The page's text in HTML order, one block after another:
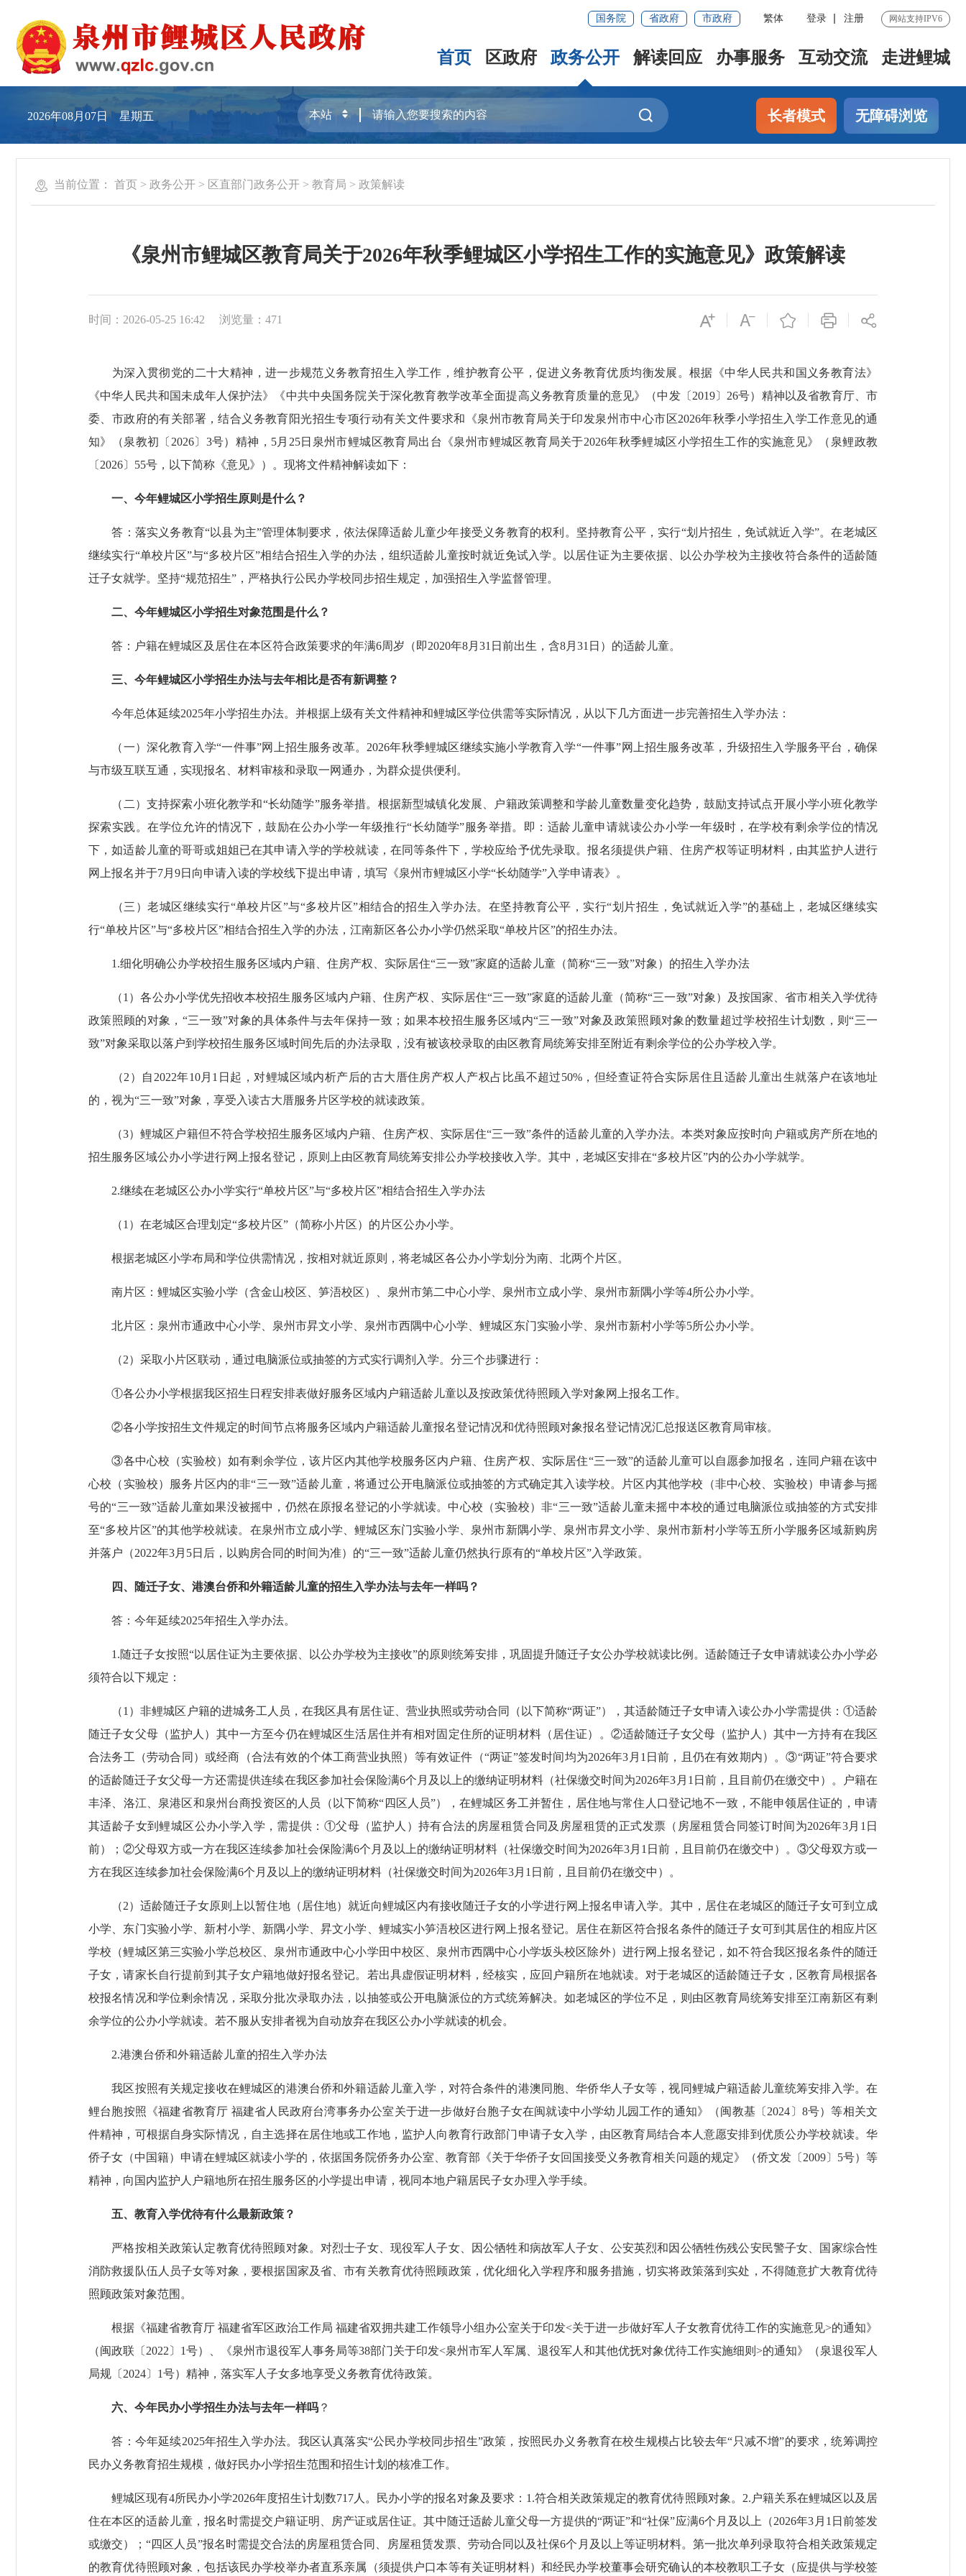
国务院 省政府 市政府 繁体 登录 注册 网站支持IPV6
首页 区政府 政务公开 解读回应 办事服务 互动交流 走进鲤城
2026年08月07日 星期五 长者模式 无障碍浏览
当前位置： 首页 > 政务公开 > 区直部门政务公开 > 教育局 > 政策解读
《泉州市鲤城区教育局关于2026年秋季鲤城区小学招生工作的实施意见》政策解读
时间：2026-05-25 16:42 浏览量： 471
为深入贯彻党的二十大精神，进一步规范义务教育招生入学工作，维护教育公平，促进义务教育优质均衡发展。根据《中华人民共和国义务教育法》
《中华人民共和国未成年人保护法》《中共中央国务院关于深化教育教学改革全面提高义务教育质量的意见》（中发〔2019〕26号）精神以及省教育厅、市
委、市政府的有关部署，结合义务教育阳光招生专项行动有关文件要求和《泉州市教育局关于印发泉州市中心市区2026年秋季小学招生入学工作意见的通
知》（泉教初〔2026〕3号）精神，5月25日泉州市鲤城区教育局出台《泉州市鲤城区教育局关于2026年秋季鲤城区小学招生工作的实施意见》（泉鲤政教
〔2026〕55号，以下简称《意见》）。现将文件精神解读如下：
一、今年鲤城区小学招生原则是什么？
答：落实义务教育“以县为主”管理体制要求，依法保障适龄儿童少年接受义务教育的权利。坚持教育公平，实行“划片招生，免试就近入学”。在老城区
继续实行“单校片区”与“多校片区”相结合招生入学的办法，组织适龄儿童按时就近免试入学。以居住证为主要依据、以公办学校为主接收符合条件的适龄随
迁子女就学。坚持“规范招生”，严格执行公民办学校同步招生规定，加强招生入学监督管理。
二、今年鲤城区小学招生对象范围是什么？
答：户籍在鲤城区及居住在本区符合政策要求的年满6周岁（即2020年8月31日前出生，含8月31日）的适龄儿童。
三、今年鲤城区小学招生办法与去年相比是否有新调整？
今年总体延续2025年小学招生办法。并根据上级有关文件精神和鲤城区学位供需等实际情况，从以下几方面进一步完善招生入学办法：
（一）深化教育入学“一件事”网上招生服务改革。2026年秋季鲤城区继续实施小学教育入学“一件事”网上招生服务改革，升级招生入学服务平台，确保
与市级互联互通，实现报名、材料审核和录取一网通办，为群众提供便利。
（二）支持探索小班化教学和“长幼随学”服务举措。根据新型城镇化发展、户籍政策调整和学龄儿童数量变化趋势，鼓励支持试点开展小学小班化教学
探索实践。在学位允许的情况下，鼓励在公办小学一年级推行“长幼随学”服务举措。即：适龄儿童申请就读公办小学一年级时，在学校有剩余学位的情况
下，如适龄儿童的哥哥或姐姐已在其申请入学的学校就读，在同等条件下，学校应给予优先录取。报名须提供户籍、住房产权等证明材料，由其监护人进行
网上报名并于7月9日向申请入读的学校线下提出申请，填写《泉州市鲤城区小学“长幼随学”入学申请表》。
（三）老城区继续实行“单校片区”与“多校片区”相结合的招生入学办法。在坚持教育公平，实行“划片招生，免试就近入学”的基础上，老城区继续实
行“单校片区”与“多校片区”相结合招生入学的办法，江南新区各公办小学仍然采取“单校片区”的招生办法。
1.细化明确公办学校招生服务区域内户籍、住房产权、实际居住“三一致”家庭的适龄儿童（简称“三一致”对象）的招生入学办法
（1）各公办小学优先招收本校招生服务区域内户籍、住房产权、实际居住“三一致”家庭的适龄儿童（简称“三一致”对象）及按国家、省市相关入学优待
政策照顾的对象，“三一致”对象的具体条件与去年保持一致；如果本校招生服务区域内“三一致”对象及政策照顾对象的数量超过学校招生计划数，则“三一
致”对象采取以落户到学校招生服务区域时间先后的办法录取，没有被该校录取的由区教育局统筹安排至附近有剩余学位的公办学校入学。
（2）自2022年10月1日起，对鲤城区域内析产后的古大厝住房产权人产权占比虽不超过50%，但经查证符合实际居住且适龄儿童出生就落户在该地址
的，视为“三一致”对象，享受入读古大厝服务片区学校的就读政策。
（3）鲤城区户籍但不符合学校招生服务区域内户籍、住房产权、实际居住“三一致”条件的适龄儿童的入学办法。本类对象应按时向户籍或房产所在地的
招生服务区域公办小学进行网上报名登记，原则上由区教育局统筹安排公办学校接收入学。其中，老城区安排在“多校片区”内的公办小学就学。
2.继续在老城区公办小学实行“单校片区”与“多校片区”相结合招生入学办法
（1）在老城区合理划定“多校片区”（简称小片区）的片区公办小学。
根据老城区小学布局和学位供需情况，按相对就近原则，将老城区各公办小学划分为南、北两个片区。
南片区：鲤城区实验小学（含金山校区、笋浯校区）、泉州市第二中心小学、泉州市立成小学、泉州市新隅小学等4所公办小学。
北片区：泉州市通政中心小学、泉州市昇文小学、泉州市西隅中心小学、鲤城区东门实验小学、泉州市新村小学等5所公办小学。
（2）采取小片区联动，通过电脑派位或抽签的方式实行调剂入学。分三个步骤进行：
①各公办小学根据我区招生日程安排表做好服务区域内户籍适龄儿童以及按政策优待照顾入学对象网上报名工作。
②各小学按招生文件规定的时间节点将服务区域内户籍适龄儿童报名登记情况和优待照顾对象报名登记情况汇总报送区教育局审核。
③各中心校（实验校）如有剩余学位，该片区内其他学校服务区内户籍、住房产权、实际居住“三一致”的适龄儿童可以自愿参加报名，连同户籍在该中
心校（实验校）服务片区内的非“三一致”适龄儿童，将通过公开电脑派位或抽签的方式确定其入读学校。片区内其他学校（非中心校、实验校）申请参与摇
号的“三一致”适龄儿童如果没被摇中，仍然在原报名登记的小学就读。中心校（实验校）非“三一致”适龄儿童未摇中本校的通过电脑派位或抽签的方式安排
至“多校片区”的其他学校就读。在泉州市立成小学、鲤城区东门实验小学、泉州市新隅小学、泉州市昇文小学、泉州市新村小学等五所小学服务区域新购房
并落户（2022年3月5日后，以购房合同的时间为准）的“三一致”适龄儿童仍然执行原有的“单校片区”入学政策。
四、随迁子女、港澳台侨和外籍适龄儿童的招生入学办法与去年一样吗？
答：今年延续2025年招生入学办法。
1.随迁子女按照“以居住证为主要依据、以公办学校为主接收”的原则统筹安排，巩固提升随迁子女公办学校就读比例。适龄随迁子女申请就读公办小学必
须符合以下规定：
（1）非鲤城区户籍的进城务工人员，在我区具有居住证、营业执照或劳动合同（以下简称“两证”），其适龄随迁子女申请入读公办小学需提供：①适龄
随迁子女父母（监护人）其中一方至今仍在鲤城区生活居住并有相对固定住所的证明材料（居住证）。②适龄随迁子女父母（监护人）其中一方持有在我区
合法务工（劳动合同）或经商（合法有效的个体工商营业执照）等有效证件（“两证”签发时间均为2026年3月1日前，且仍在有效期内）。③“两证”符合要求
的适龄随迁子女父母一方还需提供连续在我区参加社会保险满6个月及以上的缴纳证明材料（社保缴交时间为2026年3月1日前，且目前仍在缴交中）。户籍在
丰泽、洛江、泉港区和泉州台商投资区的人员（以下简称“四区人员”），在鲤城区务工并暂住，居住地与常住人口登记地不一致，不能申领居住证的，申请
其适龄子女到鲤城区公办小学入学，需提供：①父母（监护人）持有合法的房屋租赁合同及房屋租赁的正式发票（房屋租赁合同签订时间为2026年3月1日
前）；②父母双方或一方在我区连续参加社会保险满6个月及以上的缴纳证明材料（社保缴交时间为2026年3月1日前，且目前仍在缴交中）。③父母双方或一
方在我区连续参加社会保险满6个月及以上的缴纳证明材料（社保缴交时间为2026年3月1日前，且目前仍在缴交中）。
（2）适龄随迁子女原则上以暂住地（居住地）就近向鲤城区内有接收随迁子女的小学进行网上报名申请入学。其中，居住在老城区的随迁子女可到立成
小学、东门实验小学、新村小学、新隅小学、昇文小学、鲤城实小笋浯校区进行网上报名登记。居住在新区符合报名条件的随迁子女可到其居住的相应片区
学校（鲤城区第三实验小学总校区、泉州市通政中心小学田中校区、泉州市西隅中心小学坂头校区除外）进行网上报名登记，如不符合我区报名条件的随迁
子女，请家长自行提前到其子女户籍地做好报名登记。若出具虚假证明材料，经核实，应回户籍所在地就读。对于老城区的适龄随迁子女，区教育局根据各
校报名情况和学位剩余情况，采取分批次录取办法，以抽签或公开电脑派位的方式统筹解决。如老城区的学位不足，则由区教育局统筹安排至江南新区有剩
余学位的公办小学就读。若不服从安排者视为自动放弃在我区公办小学就读的机会。
2.港澳台侨和外籍适龄儿童的招生入学办法
我区按照有关规定接收在鲤城区的港澳台侨和外籍适龄儿童入学，对符合条件的港澳同胞、华侨华人子女等，视同鲤城户籍适龄儿童统筹安排入学。在
鲤台胞按照《福建省教育厅 福建省人民政府台湾事务办公室关于进一步做好台胞子女在闽就读中小学幼儿园工作的通知》（闽教基〔2024〕8号）等相关文
件精神，可根据自身实际情况，自主选择在居住地或工作地，监护人向教育行政部门申请子女入学，由区教育局结合本人意愿安排到优质公办学校就读。华
侨子女（中国籍）申请在鲤城区就读小学的，依据国务院侨务办公室、教育部《关于华侨子女回国接受义务教育相关问题的规定》（侨文发〔2009〕5号）等
精神，向国内监护人户籍地所在招生服务区的小学提出申请，视同本地户籍居民子女办理入学手续。
五、教育入学优待有什么最新政策？
严格按相关政策认定教育优待照顾对象。对烈士子女、现役军人子女、因公牺牲和病故军人子女、公安英烈和因公牺牲伤残公安民警子女、国家综合性
消防救援队伍人员子女等对象，要根据国家及省、市有关教育优待照顾政策，优化细化入学程序和服务措施，切实将政策落到实处，不得随意扩大教育优待
照顾政策对象范围。
根据《福建省教育厅 福建省军区政治工作局 福建省双拥共建工作领导小组办公室关于印发<关于进一步做好军人子女教育优待工作的实施意见>的通知》
（闽政联〔2022〕1号）、《泉州市退役军人事务局等38部门关于印发<泉州市军人军属、退役军人和其他优抚对象优待工作实施细则>的通知》（泉退役军人
局规〔2024〕1号）精神，落实军人子女多地享受义务教育优待政策。
六、今年民办小学招生办法与去年一样吗 ？
答：今年延续2025年招生入学办法。我区认真落实“公民办学校同步招生”政策，按照民办义务教育在校生规模占比较去年“只减不增”的要求，统筹调控
民办义务教育招生规模，做好民办小学招生范围和招生计划的核准工作。
鲤城区现有4所民办小学2026年度招生计划数717人。民办小学的报名对象及要求：1.符合相关政策规定的教育优待照顾对象。2.户籍关系在鲤城区以及居
住在本区的适龄儿童，报名时需提交户籍证明、房产证或居住证。其中随迁适龄儿童父母一方提供的“两证”和“社保”应满6个月及以上（2026年3月1日前签发
或缴交）；“四区人员”报名时需提交合法的房屋租赁合同、房屋租赁发票、劳动合同以及社保6个月及以上等证明材料。第一批次单列录取符合相关政策规定
的教育优待照顾对象，包括该民办学校举办者直系亲属（须提供户口本等有关证明材料）和经民办学校董事会研究确认的本校教职工子女（应提供与学校签